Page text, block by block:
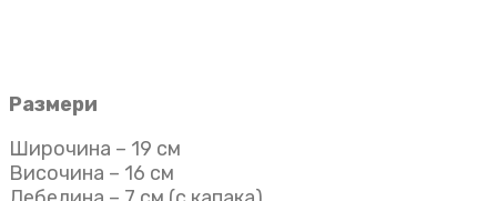
Размери
Широчина – 19 см
Височина – 16 см